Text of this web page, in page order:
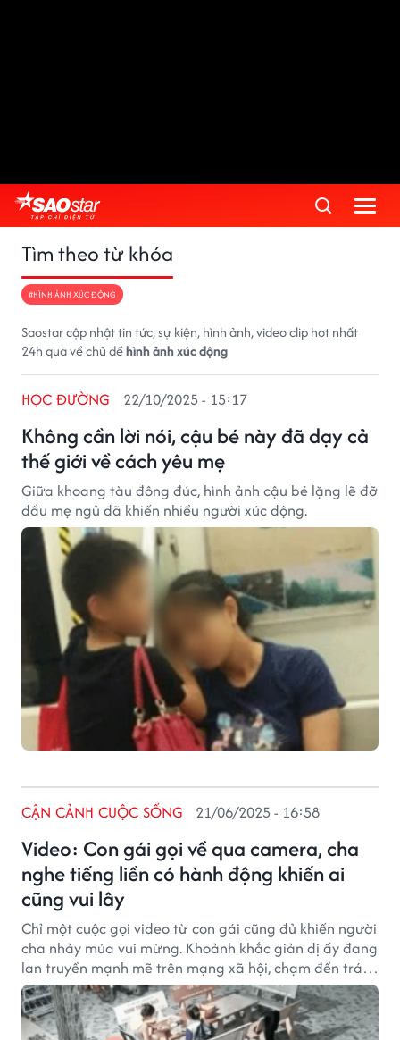
Tìm theo từ khóa
#HÌNH ẢNH XÚC ĐỘNG
Saostar cập nhật tin tức, sự kiện, hình ảnh, video clip hot nhất
24h qua về chủ đềhình ảnh xúc động
Không cần lời nói, cậu bé này đã dạy cả
thế giới về cách yêu mẹ
HỌC ĐƯỜNG 22/10/2025 - 15:17
Giữa khoang tàu đông đúc, hình ảnh cậu bé lặng lẽ đỡ
đầu mẹ ngủ đã khiến nhiều người xúc động.
Video: Con gái gọi về qua camera, cha
nghe tiếng liền có hành động khiến ai
cũng vui lây
CẬN CẢNH CUỘC SỐNG 21/06/2025 - 16:58
Chỉ một cuộc gọi video từ con gái cũng đủ khiến người
cha nhảy múa vui mừng. Khoảnh khắc giản dị ấy đang
lan truyền mạnh mẽ trên mạng xã hội, chạm đến trái
tim của hàng nghìn người về tình cảm gia đình thiêng
liêng.